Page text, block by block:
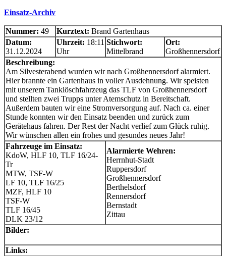
Einsatz-Archiv
Nummer: 49 Kurztext: Brand Gartenhaus
Datum:
31.12.2024
Uhrzeit: 18:11
Uhr
Stichwort:
Mittelbrand
Ort:
Großhennersdorf
Beschreibung:
Am Silvesterabend wurden wir nach Großhennersdorf alarmiert.
Hier brannte ein Gartenhaus in voller Ausdehnung. Wir speisten
mit unserem Tanklöschfahrzeug das TLF von Großhennersdorf
und stellten zwei Trupps unter Atemschutz in Bereitschaft.
Außerdem bauten wir eine Stromversorgung auf. Nach ca. einer
Stunde konnten wir den Einsatz beenden und zurück zum
Gerätehaus fahren. Der Rest der Nacht verlief zum Glück ruhig.
Wir wünschen allen ein frohes und gesundes neues Jahr!
Fahrzeuge im Einsatz:
KdoW, HLF 10, TLF 16/24-
Tr
MTW, TSF-W
LF 10, TLF 16/25
MZF, HLF 10
TSF-W
TLF 16/45
DLK 23/12
Alarmierte Wehren:
Herrnhut-Stadt
Ruppersdorf
Großhennersdorf
Berthelsdorf
Rennersdorf
Bernstadt
Zittau
Bilder:
Links: